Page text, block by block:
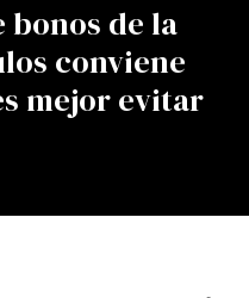
bonos de la
conviene
mejor evitar